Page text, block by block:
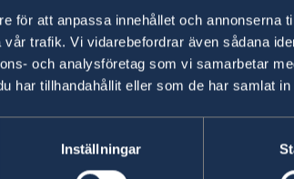
för att anpassa innehållet och annonserna
trafik. Vi vidarebefordrar även sådana
och analysföretag som vi samarbetar
har tillhandahållit eller som de har samlat
Inställningar